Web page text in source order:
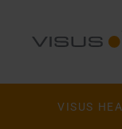
VISUS